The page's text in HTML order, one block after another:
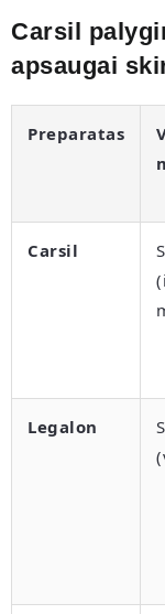
Carsil
apsaugai
Preparatas
Carsil
Legalon